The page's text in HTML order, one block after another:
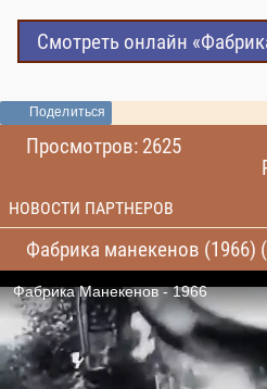
Смотреть онлайн
Поделиться
Просмотров: 2625
НОВОСТИ ПАРТНЕРОВ
Фабрика манекенов (1966)